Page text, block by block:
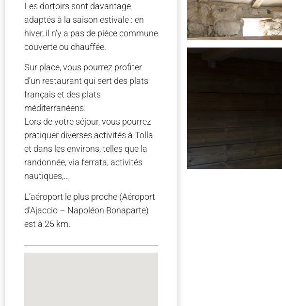
Les dortoirs sont davantage
adaptés à la saison estivale : en
hiver, il n’y a pas de pièce commune
couverte ou chauffée.
Sur place, vous pourrez profiter
d’un restaurant qui sert des plats
français et des plats
méditerranéens.
Lors de votre séjour, vous pourrez
pratiquer diverses activités à Tolla
et dans les environs, telles que la
randonnée, via ferrata, activités
nautiques,…
L’aéroport le plus proche (Aéroport
d’Ajaccio – Napoléon Bonaparte)
est à 25 km.